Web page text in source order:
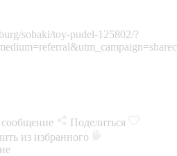
sobaki/toy-pudel-125802/?
Поделиться
из избранного